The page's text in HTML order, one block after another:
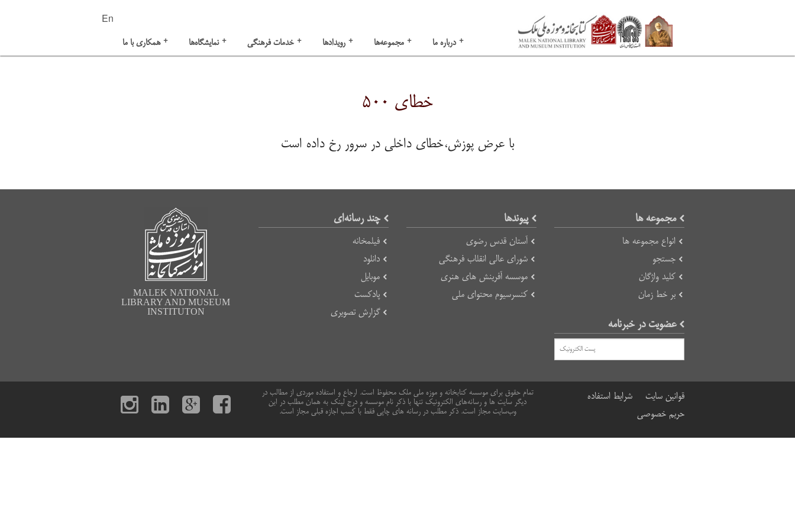
En
همکاری با ما + نمایشگاه‌ها + خدمات فرهنگی + رویدادها + مجموعه‌ها + درباره ما +
خطای ۵۰۰
با عرض پوزش،خطای داخلی در سرور رخ داده است
مجموعه ها
انواع مجموعه ها
جستجو
کلید واژگان
بر خط زمان
عضویت در خبرنامه
پیوند‌ها
آستان قدس رضوی
شورای عالی انقلاب فرهنگی
موسسه آفرینش های هنری
کنسرسیوم محتوای ملی
چند رسانه‌ای
فیلمخانه
دانلود
موبایل
پادکست
گزارش تصویری
MALEK NATIONAL
LIBRARY AND MUSEUM
INSTITUTON
قوانین سایت
شرایط استفاده
حریم خصوصی
تمام حقوق برای موسسه کتابخانه و موزه ملی ملک محفوظ است. ارجاع و استفاده موردی از مطالب در
دیگر سایت ها و رسانه‌های الکترونیک تنها با ذکر نام موسسه و درج لینک به همان مطلب در این
وب‌سایت مجاز است. ذکر مطلب در رسانه های چاپی فقط با کسب اجازه قبلی مجاز است.